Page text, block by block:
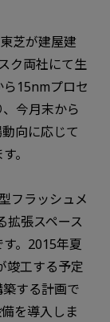
芝が建屋建
ク両社にて生
15nmプロセ
今月末から
向に応じて
。
フラッシュメ
拡張スペース
。2015年夏
竣工する予定
する計画で
を導入しま